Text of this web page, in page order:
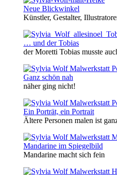
Neue Blickwinkel
Künstler, Gestalter,
… und der Tobias
der Moretti Tobias musste
Ganz schön nah
näher ging nicht!
Ein Porträt, ein Portrait
Ältere Personen malen ist
Mandarine im Spiegelbild
Mandarine macht sich fein